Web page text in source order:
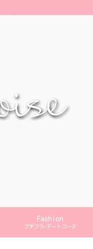
Fashion
プチプラ/デートコーデ